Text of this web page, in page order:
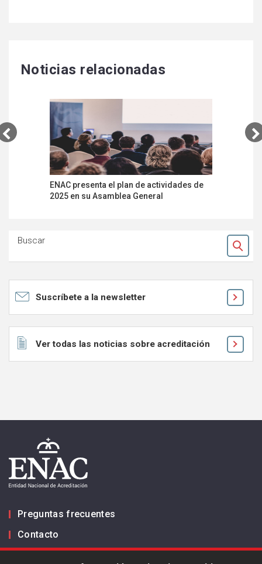
Noticias relacionadas
ENAC presenta el plan de actividades de
2025 en su Asamblea General
Buscar
Ok
Suscríbete a la newsletter
Ver todas las noticias sobre acreditación
Preguntas frecuentes
Contacto